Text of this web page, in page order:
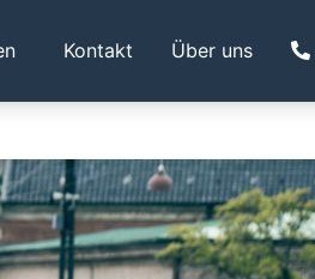
Kontakt Über uns